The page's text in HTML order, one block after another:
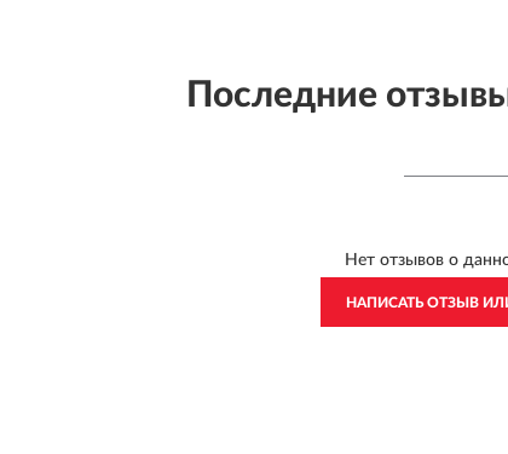
Последние
Нет отзывов о
НАПИСАТЬ ОТЗЫВ